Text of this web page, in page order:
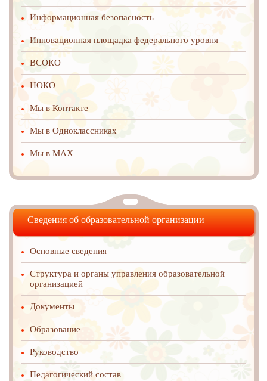
Информационная безопасность
Инновационная площадка федерального уровня
ВСОКО
НОКО
Мы в Контакте
Мы в Одноклассниках
Мы в MAX
Сведения об образовательной организации
Основные сведения
Структура и органы управления образовательной
организацией
Документы
Образование
Руководство
Педагогический состав